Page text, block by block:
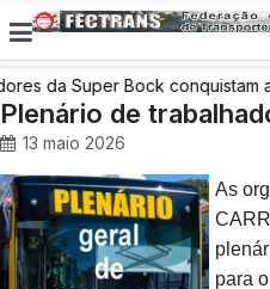
da Super Bock conquistam
Plenário de
13 maio 2026
As
para